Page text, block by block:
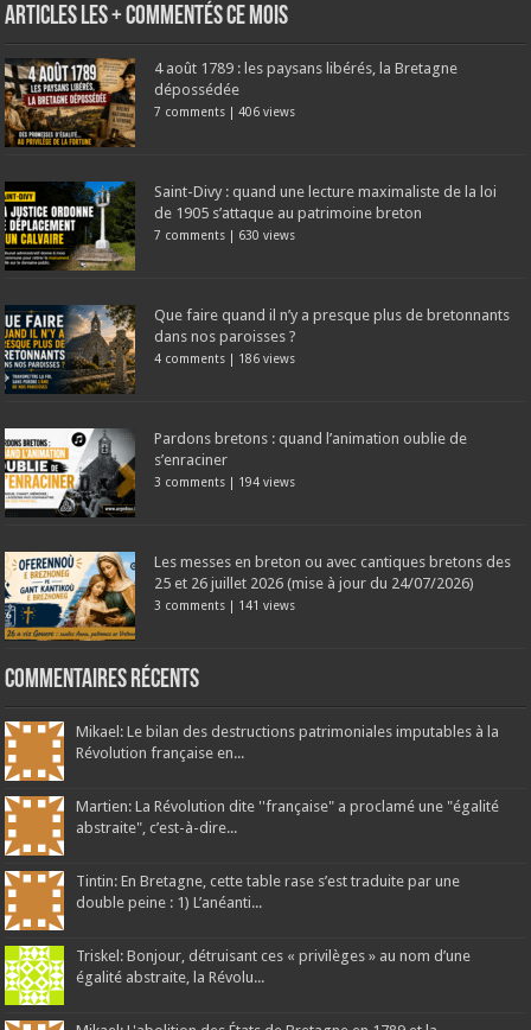
Articles les + commentés ce mois
4 août 1789 : les paysans libérés, la Bretagne
dépossédée
7 comments |406 views
Saint-Divy : quand une lecture maximaliste de la loi
de 1905 s’attaque au patrimoine breton
7 comments | 630 views
Que faire quand il n’y a presque plus de bretonnants
dans nos paroisses ?
4 comments | 186 views
Pardons bretons : quand l’animation oublie de
s’enraciner
3 comments | 194 views
Les messes en breton ou avec cantiques bretons des
25 et 26 juillet 2026 (mise à jour du 24/07/2026)
3 comments | 141 views
Commentaires récents
Mikael: Le bilan des destructions patrimoniales imputables à la
Révolution française en...
Martien: La Révolution dite ''française" a proclamé une "égalité
abstraite", c’est-à-dire...
Tintin: En Bretagne, cette table rase s’est traduite par une
double peine : 1) L’anéanti...
Triskel: Bonjour, détruisant ces « privilèges » au nom d’une
égalité abstraite, la Révolu...